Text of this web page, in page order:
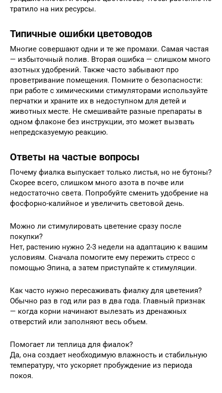
тратило на них ресурсы.
Типичные ошибки цветоводов
Многие совершают одни и те же промахи. Самая частая
— избыточный полив. Вторая ошибка — слишком много
азотных удобрений. Также часто забывают про
проветривание помещения. Помните о безопасности:
при работе с химическими стимуляторами используйте
перчатки и храните их в недоступном для детей и
животных месте. Не смешивайте разные препараты в
одном флаконе без инструкции, это может вызвать
непредсказуемую реакцию.
Ответы на частые вопросы
Почему фиалка выпускает только листья, но не бутоны?
Скорее всего, слишком много азота в почве или
недостаточно света. Попробуйте сменить удобрение на
фосфорно-калийное и увеличить световой день.
Можно ли стимулировать цветение сразу после
покупки?
Нет, растению нужно 2-3 недели на адаптацию к вашим
условиям. Сначала помогите ему пережить стресс с
помощью Эпина, а затем приступайте к стимуляции.
Как часто нужно пересаживать фиалку для цветения?
Обычно раз в год или раз в два года. Главный признак
— когда корни начинают вылезать из дренажных
отверстий или заполняют весь объем.
Помогает ли теплица для фиалок?
Да, она создает необходимую влажность и стабильную
температуру, что ускоряет пробуждение из периода
покоя.